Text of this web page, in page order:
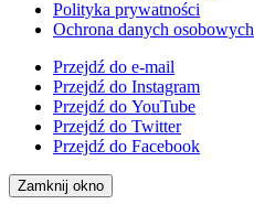
Polityka prywatności
Ochrona danych osobowych
Przejdź do e-mail
Przejdź do Instagram
Przejdź do YouTube
Przejdź do Twitter
Przejdź do Facebook
Zamknij okno